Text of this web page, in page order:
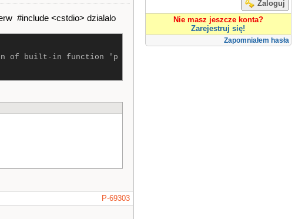
Zaloguj
Nie masz jeszcze konta?
Zarejestruj się!
Zapomniałem hasła
#include <cstdio> dzialalo
of built-in function 'p
P-69303